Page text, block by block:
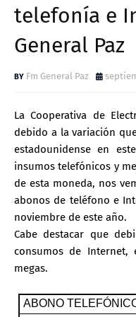
telefonía e
General Paz
Fm General Paz
La Cooperativa de
debido a la variación
estadounidense en
insumos telefónicos y
de esta moneda, nos
abonos de teléfono e
noviembre de este año.
Cabe destacar que
consumos de
megas.
ABONO